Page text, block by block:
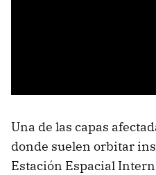
Una de las capas
donde suelen orbitar
Estación Espacial